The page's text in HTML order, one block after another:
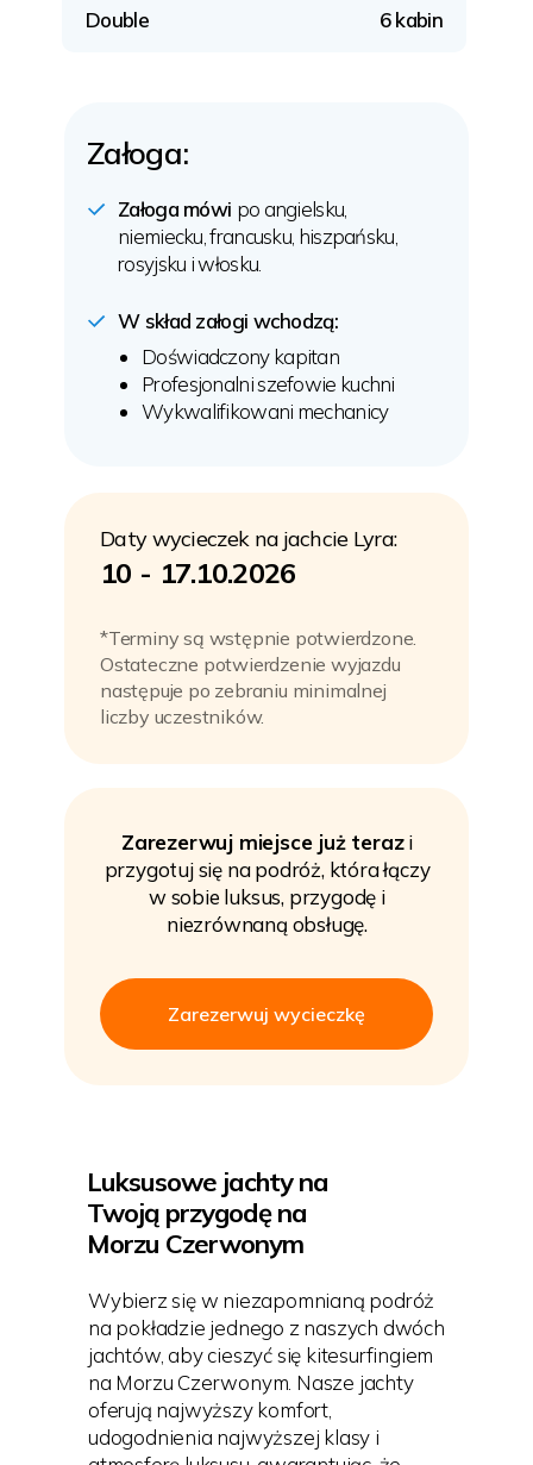
6 kabin
Double
Załoga:
Załoga mówi po angielsku,
niemiecku, francusku, hiszpańsku,
rosyjsku i włosku.
W skład załogi wchodzą:
Doświadczony kapitan
Profesjonalni szefowie kuchni
Wykwalifikowani mechanicy
*Terminy są wstępnie potwierdzone.
Ostateczne potwierdzenie wyjazdu
następuje po zebraniu minimalnej
liczby uczestników.
Zarezerwuj miejsce już terazi
przygotuj się na podróż, która łączy
w sobie luksus, przygodę i
niezrównaną obsługę.
Zarezerwuj wycieczkę
Daty wycieczek na jachcie Lyra:
10 - 17.10.2026
Luksusowe jachty na
Twoją przygodę na
Morzu Czerwonym
Wybierz się w niezapomnianą podróż
na pokładzie jednego z naszych dwóch
jachtów, aby cieszyć się kitesurfingiem
na Morzu Czerwonym. Nasze jachty
oferują najwyższy komfort,
udogodnienia najwyższej klasy i